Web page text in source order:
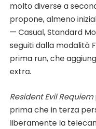
molto diverse a
propone, almeno
— Casual, Standard
seguiti dalla modalità
prima run, che
extra.
Resident Evil Requiem
prima che in terza
liberamente la